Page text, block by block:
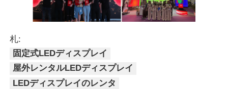
札:
固定式LEDディスプレイ
屋外レンタルLEDディスプレイ
LEDディスプレイのレンタ